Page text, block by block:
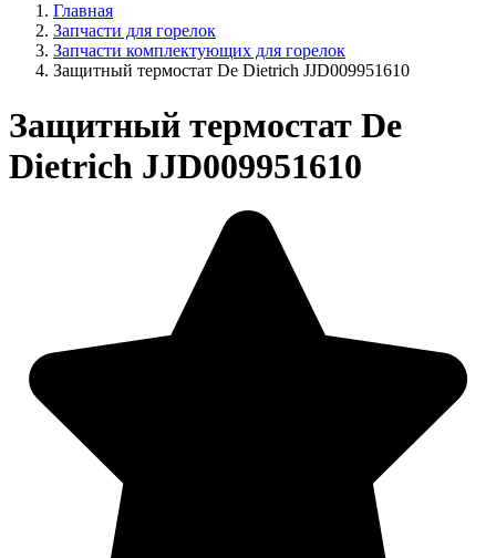
Главная
Запчасти для горелок
Запчасти комплектующих для горелок
Защитный термостат De Dietrich JJD009951610
Защитный термостат De
Dietrich JJD009951610